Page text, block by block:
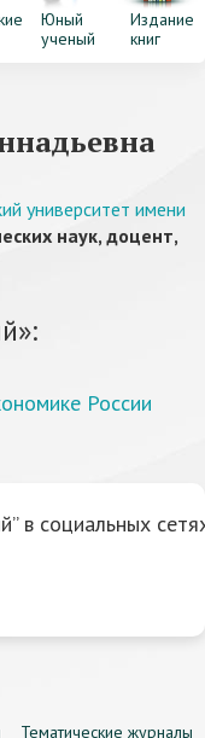
Юный
ученый
Издание
книг
университет имени
наук, доцент,
России
в социальных
Тематические журналы